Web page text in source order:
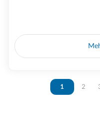
Vous êtes sur
1 Vous
2